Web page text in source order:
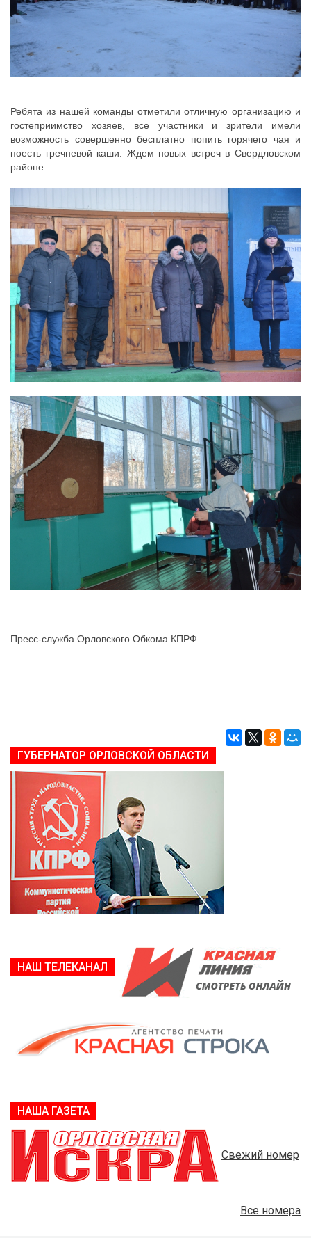
Ребята из нашей команды отметили отличную организацию и
гостеприимство хозяев, все участники и зрители имели
возможность совершенно бесплатно попить горячего чая и
поесть гречневой каши. Ждем новых встреч в Свердловском
районе
Пресс-служба Орловского Обкома КПРФ
ГУБЕРНАТОР ОРЛОВСКОЙ ОБЛАСТИ
НАШ ТЕЛЕКАНАЛ
НАША ГАЗЕТА
Свежий номер
Все номера